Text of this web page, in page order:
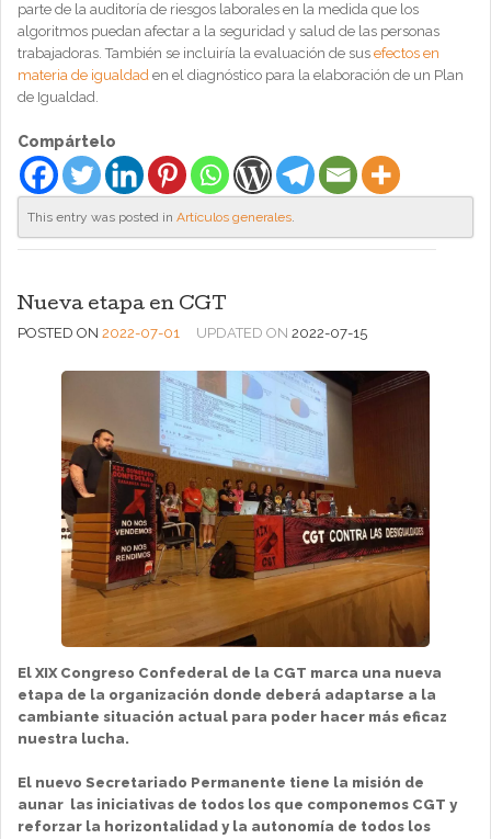
parte de la auditoría de riesgos laborales en la medida que los
algoritmos puedan afectar a la seguridad y salud de las personas
trabajadoras. También se incluiría la evaluación de sus efectos en
materia de igualdad en el diagnóstico para la elaboración de un Plan
de Igualdad.
Compártelo
This entry was posted in Artículos generales.
Nueva etapa en CGT
POSTED ON 2022-07-01 UPDATED ON 2022-07-15
El XIX Congreso Confederal de la CGT marca una nueva
etapa de la organización donde deberá adaptarse a la
cambiante situación actual para poder hacer más eficaz
nuestra lucha.
El nuevo Secretariado Permanente tiene la misión de
aunar las iniciativas de todos los que componemos CGT y
reforzar la horizontalidad y la autonomía de todos los